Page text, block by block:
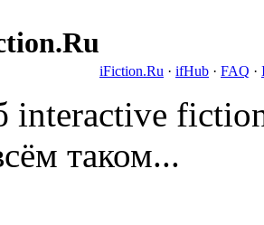
iFiction.Ru · ifHub · FAQ ·
interactive
таком...